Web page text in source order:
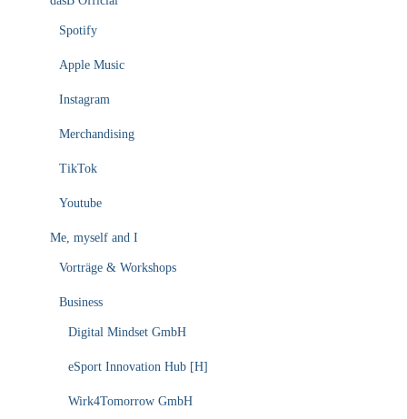
Spotify
Apple Music
Instagram
Merchandising
TikTok
Youtube
Me, myself and I
Vorträge & Workshops
Business
Digital Mindset GmbH
eSport Innovation Hub [H]
Wirk4Tomorrow GmbH